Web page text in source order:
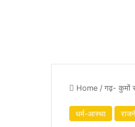
Home /गढ़- कुमों
धर्म-आस्था